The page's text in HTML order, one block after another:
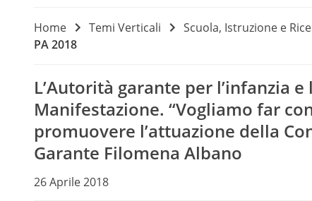
Home Temi Verticali Scuola, Istruzione e
PA 2018
L’Autorità garante per l’infanzia
Manifestazione. “Vogliamo far
promuovere l’attuazione della
Garante Filomena Albano
26 Aprile 2018